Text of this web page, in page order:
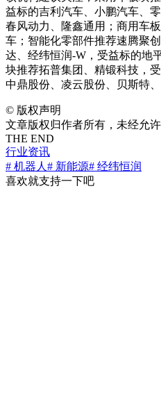
益标的吉利汽车、小鹏汽车、
春风动力、隆鑫通用；商用车
车；智能化零部件推荐速腾聚
达、经纬恒润-W，受益标的地
块推荐拓普集团、精锻科技，
中鼎股份、凌云股份、贝斯特
© 版权声明
文章版权归作者所有，未经允许
THE END
行业资讯
# 机器人 # 新能源# 经纬恒润
喜欢就支持一下吧